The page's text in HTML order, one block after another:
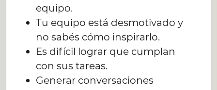
equipo.
Tu equipo está desmotivado y
no sabés cómo inspirarlo.
Es difícil lograr que cumplan
con sus tareas.
Generar conversaciones